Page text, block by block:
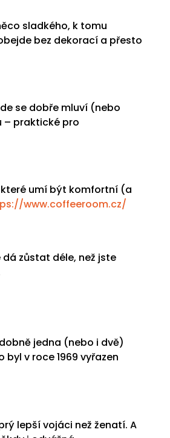
sladkého, k tomu
bez dekorací a přesto
se dobře mluví (nebo
– praktické pro
které umí být komfortní (a
www.coffeeroom.cz/
zůstat déle, než jste
jedna (nebo i dvě)
v roce 1969 vyřazen
lepší vojáci než ženatí. A